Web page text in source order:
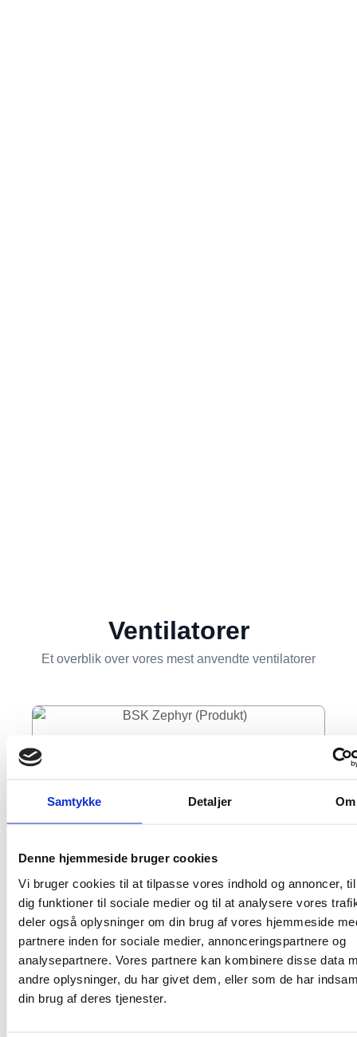
Samtykke Detaljer Om
Denne hjemmeside bruger cookies
Vi bruger cookies til at tilpasse vores indhold og annoncer,
dig funktioner til sociale medier og til at analysere vores
deler også oplysninger om din brug af vores hjemmeside
partnere inden for sociale medier, annonceringspartnere og
analysepartnere. Vores partnere kan kombinere disse data
andre oplysninger, du har givet dem, eller som de har
din brug af deres tjenester.
Ventilatorer
Et overblik over vores mest anvendte ventilatorer
Den komplette ventilationsløsning med
varmegenvinding